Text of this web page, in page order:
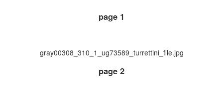
page 1
gray00308_310_1_ug73589_turrettini_file.jpg
page 2